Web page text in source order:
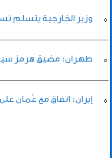
وزير الخارجية يتسلم
طهران: مضيق هرمز
إيران: اتفاق مع عُمان